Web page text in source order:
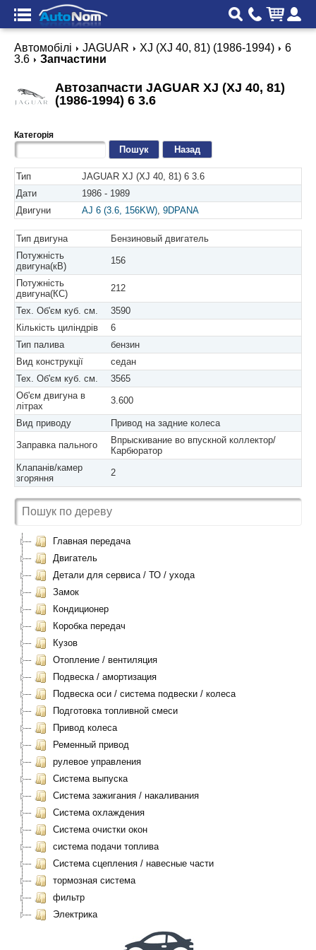
Автомобілі JAGUAR XJ (XJ 40, 81) (1986-1994)
6
3.6
Запчастини
Автозапчасти JAGUAR XJ (XJ 40, 81)
(1986-1994) 6 3.6
Категорія
Назад
Тип
JAGUAR XJ (XJ 40, 81) 6 3.6
Дати
1986 - 1989
Двигуни
AJ 6 (3.6, 156KW), 9DPANA
Тип двигуна
Бензиновый двигатель
Потужність
двигуна(кВ)
156
Потужність
двигуна(КС)
212
Тех. Об'єм куб. см.
3590
Кількість циліндрів
6
Тип палива
бензин
Вид конструкції
седан
Тех. Об'єм куб. см.
3565
Об'єм двигуна в
літрах
3.600
Вид приводу Привод на задние колеса
Заправка пального
Впрыскивание во впускной коллектор/
Карбюратор
Клапанів/камер
згоряння
2
Главная передача
Двигатель
Детали для сервиса / ТО / ухода
Замок
Кондиционер
Коробка передач
Кузов
Отопление / вентиляция
Подвеска / амортизация
Подвеска оси / система подвески / колеса
Подготовка топливной смеси
Привод колеса
Ременный привод
рулевое управления
Система выпуска
Система зажигания / накаливания
Система охлаждения
Система очистки окон
система подачи топлива
Система сцепления / навесные части
тормозная система
фильтр
Электрика